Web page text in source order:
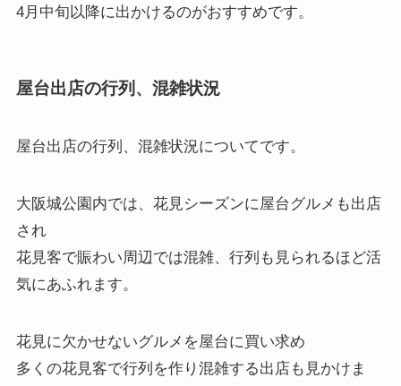
4月中旬以降に出かけるのがおすすめです。
屋台出店の行列、混雑状況
屋台出店の行列、混雑状況についてです。
大阪城公園内では、花見シーズンに屋台グルメも出店
され
花見客で賑わい周辺では混雑、行列も見られるほど活
気にあふれます。
花見に欠かせないグルメを屋台に買い求め
多くの花見客で行列を作り混雑する出店も見かけま